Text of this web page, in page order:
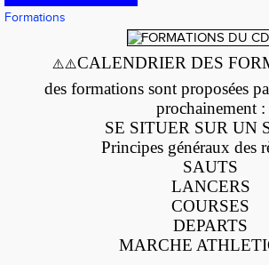
Formations
⚠️⚠️CALENDRIER DES
des formations sont proposées
prochainement :
SE SITUER SUR UN
Principes généraux des
SAUTS
LANCERS
COURSES
DEPARTS
MARCHE